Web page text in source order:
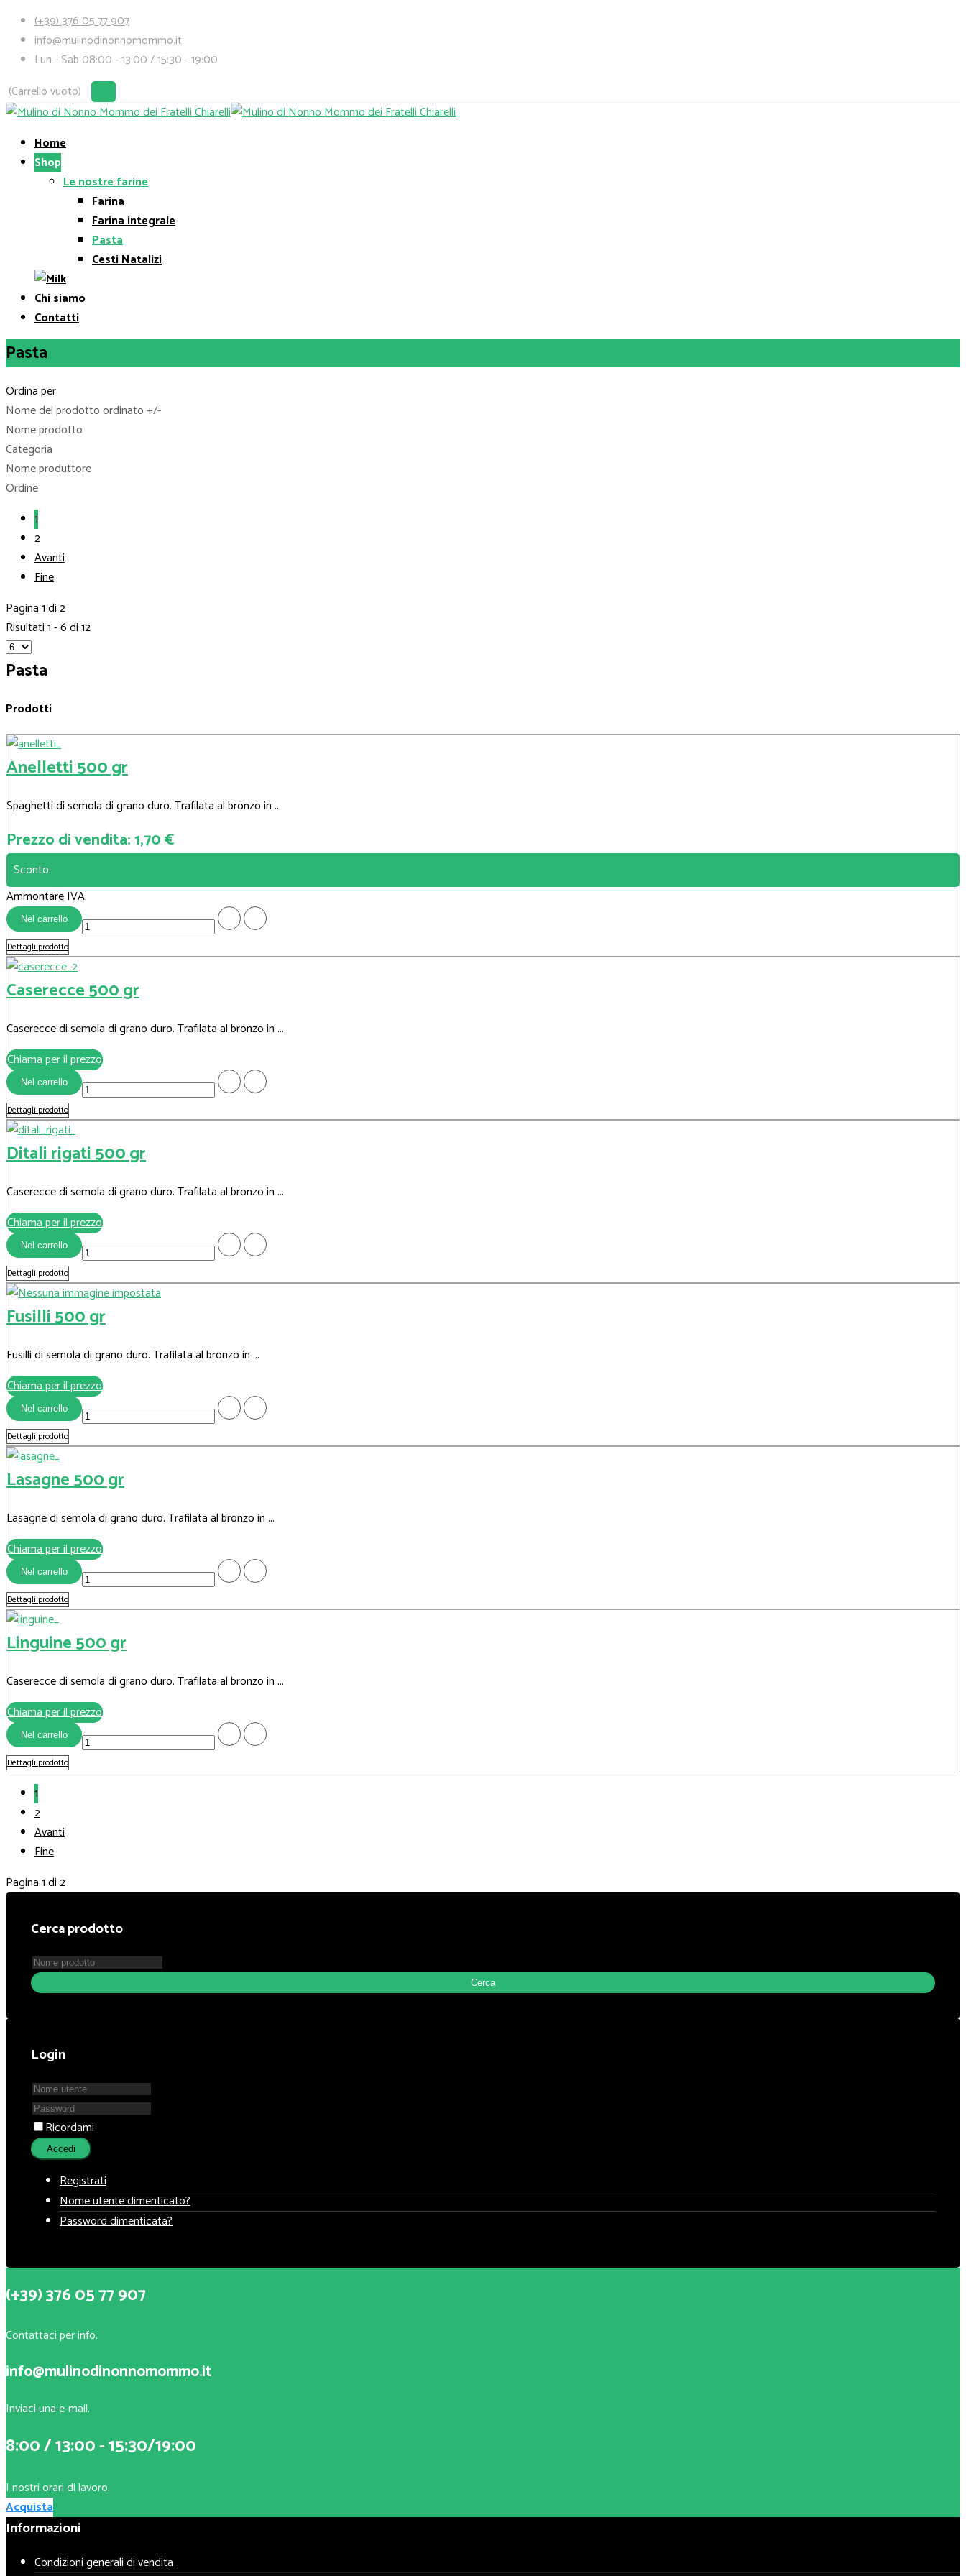
(+39) 376 05 77 907
info@mulinodinonnomommo.it
Lun - Sab 08:00 - 13:00 / 15:30 - 19:00
(Carrello vuoto)
Home
Shop
Le nostre farine
Farina
Farina integrale
Pasta
Cesti Natalizi
Chi siamo
Contatti
Pasta
Ordina per
Nome del prodotto ordinato +/-
Nome prodotto
Categoria
Nome produttore
Ordine
1
2
Avanti
Fine
Pagina 1 di 2
Risultati 1 - 6 di 12
Pasta
Prodotti
Anelletti 500 gr
Spaghetti di semola di grano duro. Trafilata al bronzo in ...
Prezzo di vendita:1,70 €
Sconto:
Ammontare IVA:
Dettagli prodotto
Caserecce 500 gr
Caserecce di semola di grano duro. Trafilata al bronzo in ...
Chiama per il prezzo
Dettagli prodotto
Ditali rigati 500 gr
Caserecce di semola di grano duro. Trafilata al bronzo in ...
Chiama per il prezzo
Dettagli prodotto
Fusilli 500 gr
Fusilli di semola di grano duro. Trafilata al bronzo in ...
Chiama per il prezzo
Dettagli prodotto
Lasagne 500 gr
Lasagne di semola di grano duro. Trafilata al bronzo in ...
Chiama per il prezzo
Dettagli prodotto
Linguine 500 gr
Caserecce di semola di grano duro. Trafilata al bronzo in ...
Chiama per il prezzo
Dettagli prodotto
1
2
Avanti
Fine
Pagina 1 di 2
Cerca prodotto
Login
Ricordami
Accedi
Registrati
Nome utente dimenticato?
Password dimenticata?
(+39) 376 05 77 907
Contattaci per info.
info@mulinodinonnomommo.it
Inviaci una e-mail.
8:00 / 13:00 - 15:30/19:00
I nostri orari di lavoro.
Acquista
Informazioni
Condizioni generali di vendita